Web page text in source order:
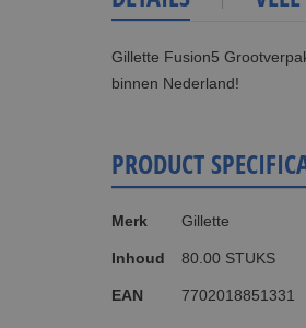
Gillette Fusion5
binnen Nederland!
PRODUCT
informatie
Merk Gillette
Inhoud 80.00 STUKS
EAN 7702018851331